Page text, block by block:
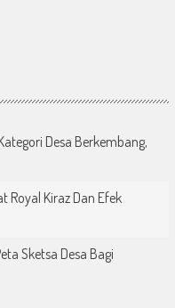
Desa Berkembang,
Royal Kiraz Dan Efek
Sketsa Desa Bagi